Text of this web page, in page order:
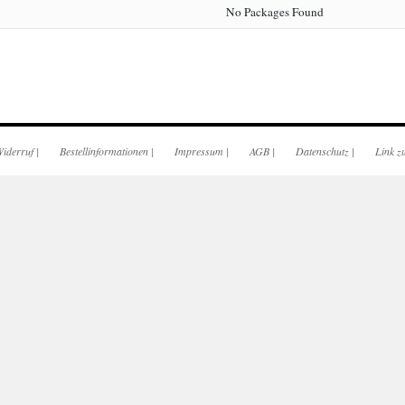
No Packages Found
| Bestellinformationen | Impressum | AGB | Datenschutz | Link